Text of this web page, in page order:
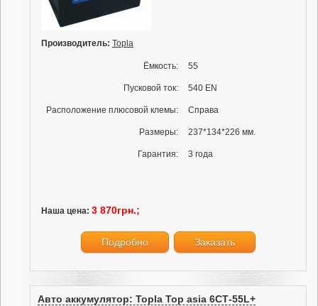
Производитель: Topla
Ёмкость: 55
Пусковой ток: 540 EN
Расположение плюсовой клемы: Справа
Размеры: 237*134*226 мм.
Гарантия: 3 года
Наша цена: 3 870грн.;
Подробно Заказать
Авто аккумулятор: Topla Top asia 6СТ-55L+